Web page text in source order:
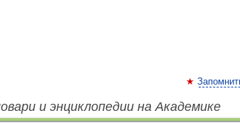
и энциклопедии на Академике